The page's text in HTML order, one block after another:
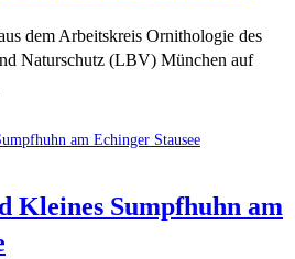
dem Arbeitskreis Ornithologie des
Naturschutz (LBV) München auf
Kleines Sumpfhuhn am